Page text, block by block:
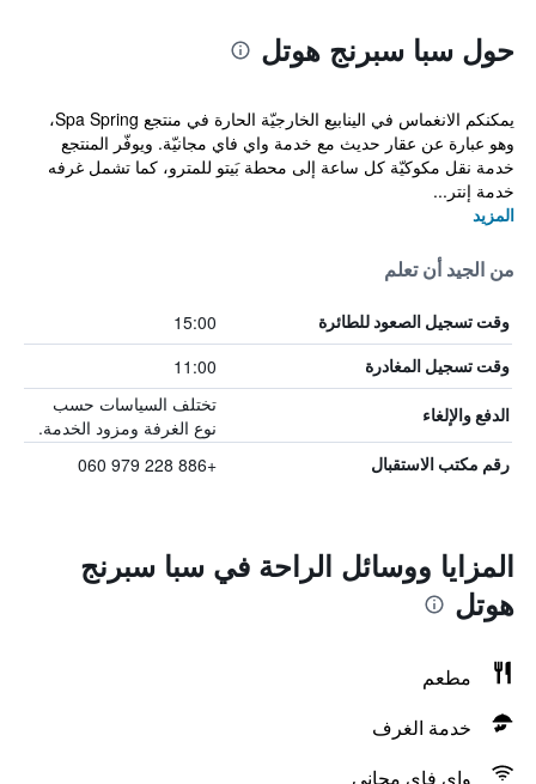
حول سبا سبرنج هوتل
يمكنكم الانغماس في الينابيع الخارجيّة الحارة في منتجع Spa Spring،
وهو عبارة عن عقار حديث مع خدمة واي فاي مجانيّة. ويوفّر المنتجع
خدمة نقل مكوكيّة كل ساعة إلى محطة بَيتو للمترو، كما تشمل غرفه
خدمة إنتر...
المزيد
من الجيد أن تعلم
وقت تسجيل الصعود للطائرة 15:00
وقت تسجيل المغادرة 11:00
الدفع والإلغاء
تختلف السياسات حسب
نوع الغرفة ومزود الخدمة.
رقم مكتب الاستقبال +886 228 979 060
المزايا ووسائل الراحة في سبا سبرنج
هوتل
مطعم
خدمة الغرف
واي فاي مجاني